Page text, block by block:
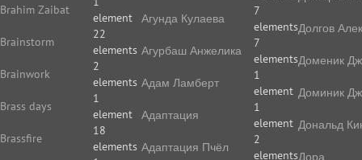
Brahim Zaibat
element
Brainstorm
22
elements
Brainwork
2
elements
Brass days
1
element
Brassfire
18
elements
Агунда Кулаева
7
elements
Агурбаш Анжелика
7
elements
Адам Ламберт
1
element
Адаптация
1
element
Адаптация Пчёл
2
elements
Долгов
Доменик
Доминик
Дональд
Дора